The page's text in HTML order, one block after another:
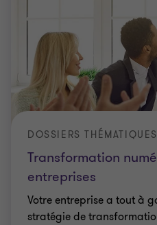
Transformation
entreprises
DOSSIERS THÉMATIQUES
Votre entreprise a tout à
stratégie de